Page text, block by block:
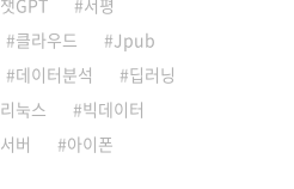
챗GPT
서평
클라우드
Jpub
데이터분석
딥러닝
리눅스
빅데이터
서버 아이폰